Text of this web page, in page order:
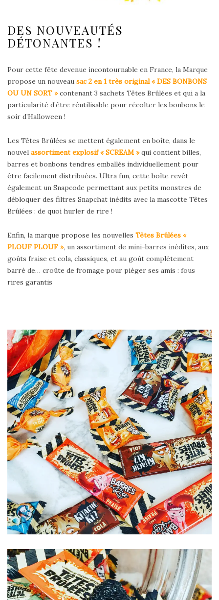
DES NOUVEAUTÉS
DÉTONANTES !
Pour cette fête devenue incontournable en France, la Marque
propose un nouveau sac 2 en 1 très original « DES BONBONS
OU UN SORT » contenant 3 sachets Têtes Brûlées et qui a la
particularité d’être réutilisable pour récolter les bonbons le
soir d’Halloween !
Les Têtes Brûlées se mettent également en boîte, dans le
nouvel assortiment explosif « SCREAM »qui contient billes,
barres et bonbons tendres emballés individuellement pour
être facilement distribuées. Ultra fun, cette boîte revêt
également un Snapcode permettant aux petits monstres de
débloquer des filtres Snapchat inédits avec la mascotte Têtes
Brûlées : de quoi hurler de rire !
Enfin, la marque propose les nouvelles Têtes Brûlées «
PLOUF PLOUF », un assortiment de mini-barres inédites, aux
goûts fraise et cola, classiques, et au goût complètement
barré de… croûte de fromage pour piéger ses amis : fous
rires garantis